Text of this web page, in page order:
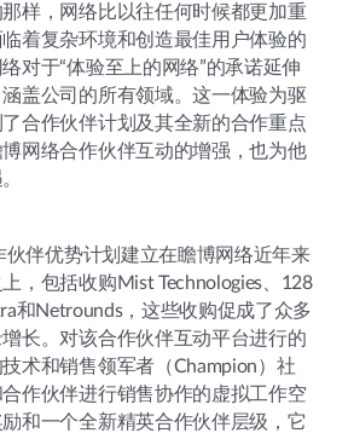
样，网络比以往任何时候都更加重
着复杂环境和创造最佳用户体验的
对于“体验至上的网络”的承诺延伸
盖公司的所有领域。这一体验为驱
合作伙伴计划及其全新的合作重点
博网络合作伙伴互动的增强，也为他
伙伴优势计划建立在瞻博网络近年来
，包括收购Mist Technologies、128
和Netrounds，这些收购促成了众多
长。对该合作伙伴互动平台进行的
术和销售领军者（Champion）社
作伙伴进行销售协作的虚拟工作空
和一个全新精英合作伙伴层级，它